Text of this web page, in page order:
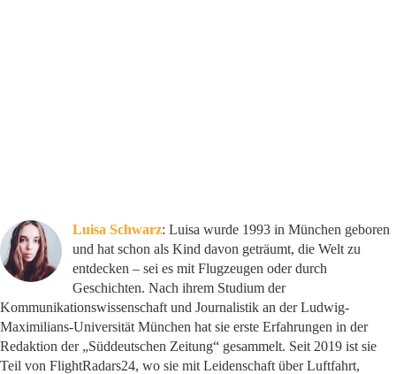
Luisa Schwarz: Luisa wurde 1993 in München geboren
und hat schon als Kind davon geträumt, die Welt zu
entdecken – sei es mit Flugzeugen oder durch
Geschichten. Nach ihrem Studium der
Kommunikationswissenschaft und Journalistik an der Ludwig-
Maximilians-Universität München hat sie erste Erfahrungen in der
Redaktion der „Süddeutschen Zeitung“ gesammelt. Seit 2019 ist sie
Teil von FlightRadars24, wo sie mit Leidenschaft über Luftfahrt,